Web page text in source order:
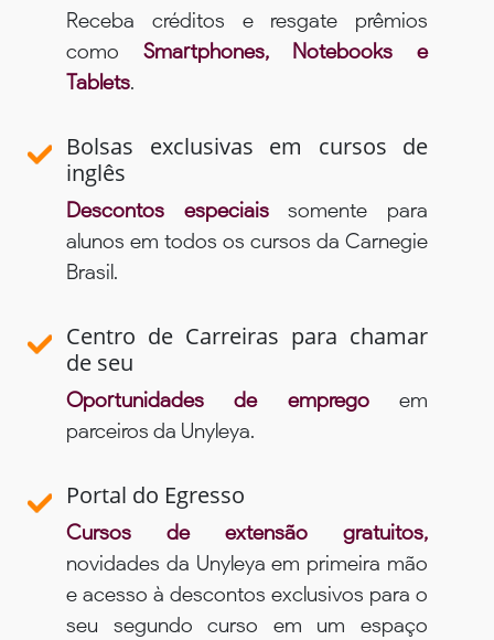
Receba créditos e resgate prêmios
como Smartphones, Notebooks e
Tablets.
Bolsas exclusivas em cursos de
inglês
Descontos especiaissomente para
alunos em todos os cursos da Carnegie
Brasil.
Centro de Carreiras para chamar
de seu
Oportunidades de empregoem
parceiros da Unyleya.
Portal do Egresso
Cursos de extensão gratuitos,
novidades da Unyleya em primeira mão
e acesso à descontos exclusivos para o
seu segundo curso em um espaço